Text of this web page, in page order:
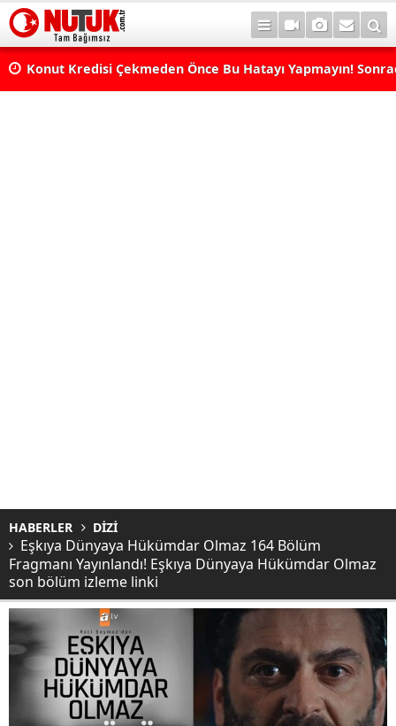
Konut Kredisi Çekmeden Önce Bu Hatayı Yapmayın!
HABERLER DİZİ
Eşkıya Dünyaya Hükümdar Olmaz 164 Bölüm
Fragmanı Yayınlandı! Eşkıya Dünyaya Hükümdar Olmaz
son bölüm izleme linki